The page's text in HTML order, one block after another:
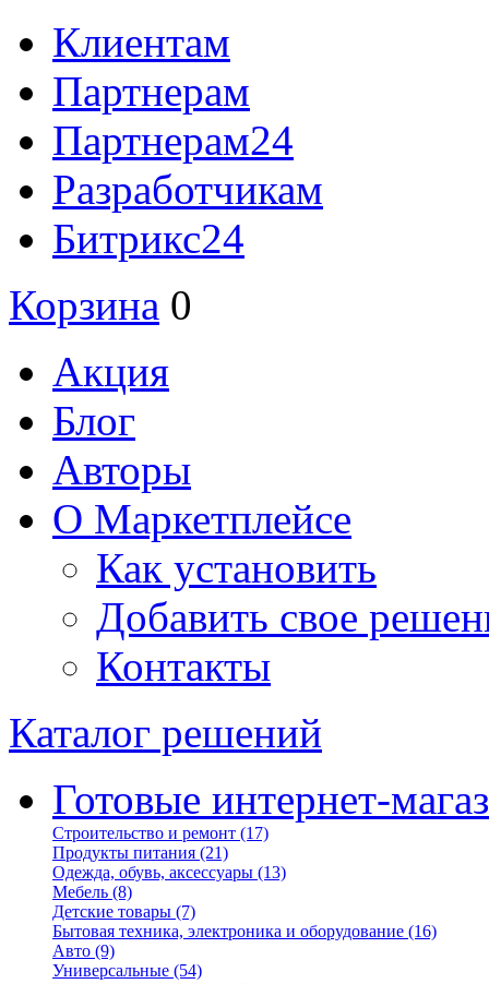
Клиентам
Партнерам
Партнерам24
Разработчикам
Битрикс24
Корзина 0
Акция
Блог
Авторы
О Маркетплейсе
Как установить
Добавить свое
Контакты
Каталог решений
Готовые интернет-
Строительство и ремонт (17)
Продукты питания (21)
Одежда, обувь, аксессуары (13)
Мебель (8)
Детские товары (7)
Бытовая техника, электроника и оборудование (16)
Авто (9)
Универсальные (54)